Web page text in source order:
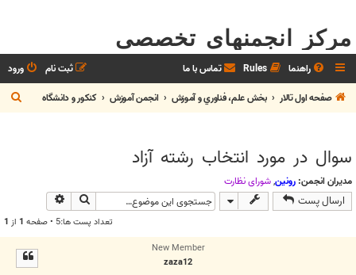
مرکز انجمنهای تخصصی
راهنما Rules تماس با ما ورود
ثبت نام
صفحه اول تالار
بخش علم، فناوري و آموزش انجمن آموزش کنکور و دانشگاه
س
سوال در مورد انتخاب رشته آزاد
مدیران انجمن: رونین,شوراي نظارت
ارسال پست جستجو
تعداد پست ها:5 • صفحه 1 از 1
New Member
zaza12